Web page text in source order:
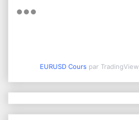
EURUSD Cours par TradingView